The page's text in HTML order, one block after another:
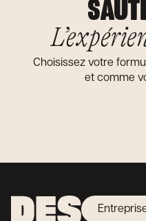
Choisissez votre
et comme